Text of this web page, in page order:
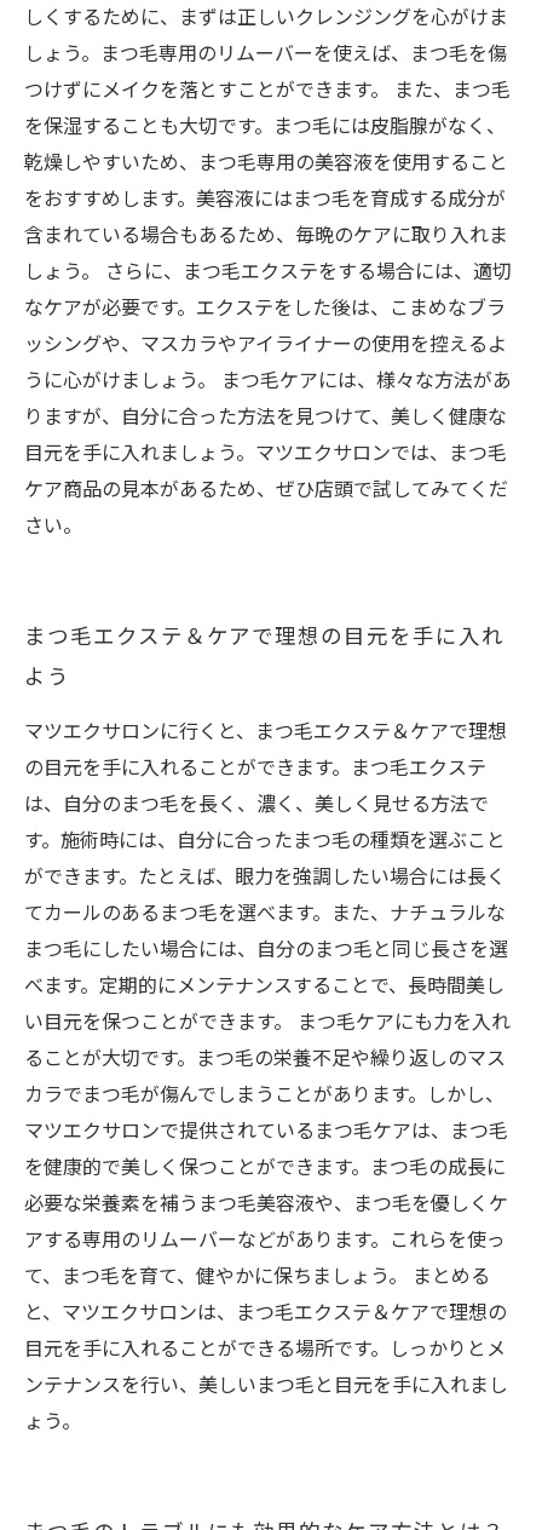
しくするために、まずは正しいクレンジングを心がけま
しょう。まつ毛専用のリムーバーを使えば、まつ毛を傷
つけずにメイクを落とすことができます。 また、まつ毛
を保湿することも大切です。まつ毛には皮脂腺がなく、
乾燥しやすいため、まつ毛専用の美容液を使用すること
をおすすめします。美容液にはまつ毛を育成する成分が
含まれている場合もあるため、毎晩のケアに取り入れま
しょう。 さらに、まつ毛エクステをする場合には、適切
なケアが必要です。エクステをした後は、こまめなブラ
ッシングや、マスカラやアイライナーの使用を控えるよ
うに心がけましょう。 まつ毛ケアには、様々な方法があ
りますが、自分に合った方法を見つけて、美しく健康な
目元を手に入れましょう。マツエクサロンでは、まつ毛
ケア商品の見本があるため、ぜひ店頭で試してみてくだ
さい。
まつ毛エクステ＆ケアで理想の目元を手に入れ
よう
マツエクサロンに行くと、まつ毛エクステ＆ケアで理想
の目元を手に入れることができます。まつ毛エクステ
は、自分のまつ毛を長く、濃く、美しく見せる方法で
す。施術時には、自分に合ったまつ毛の種類を選ぶこと
ができます。たとえば、眼力を強調したい場合には長く
てカールのあるまつ毛を選べます。また、ナチュラルな
まつ毛にしたい場合には、自分のまつ毛と同じ長さを選
べます。定期的にメンテナンスすることで、長時間美し
い目元を保つことができます。 まつ毛ケアにも力を入れ
ることが大切です。まつ毛の栄養不足や繰り返しのマス
カラでまつ毛が傷んでしまうことがあります。しかし、
マツエクサロンで提供されているまつ毛ケアは、まつ毛
を健康的で美しく保つことができます。まつ毛の成長に
必要な栄養素を補うまつ毛美容液や、まつ毛を優しくケ
アする専用のリムーバーなどがあります。これらを使っ
て、まつ毛を育て、健やかに保ちましょう。 まとめる
と、マツエクサロンは、まつ毛エクステ＆ケアで理想の
目元を手に入れることができる場所です。しっかりとメ
ンテナンスを行い、美しいまつ毛と目元を手に入れまし
ょう。